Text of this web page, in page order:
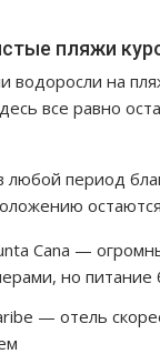
пляжи
водоросли на
все равно
период
Cana —
но питание
— отель